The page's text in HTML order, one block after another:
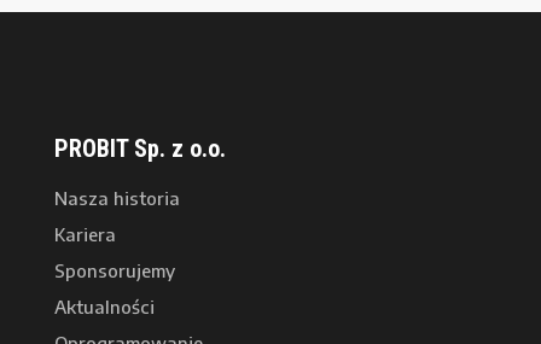
PROBIT Sp. z o.o.
Nasza historia
Kariera
Sponsorujemy
Aktualności